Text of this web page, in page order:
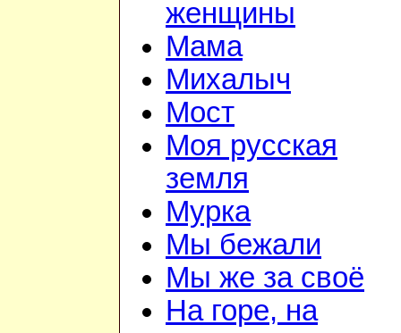
женщины
Мама
Михалыч
Мост
Моя русская
земля
Мурка
Мы бежали
Мы же за своё
На горе, на